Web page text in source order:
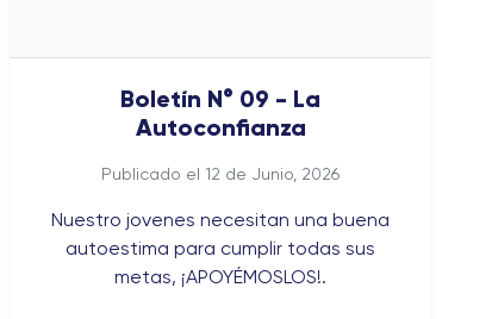
Boletín N° 09 - La
Autoconfianza
Publicado el 12 de Junio, 2026
Nuestro jovenes necesitan una buena
autoestima para cumplir todas sus
metas, ¡APOYÉMOSLOS!.